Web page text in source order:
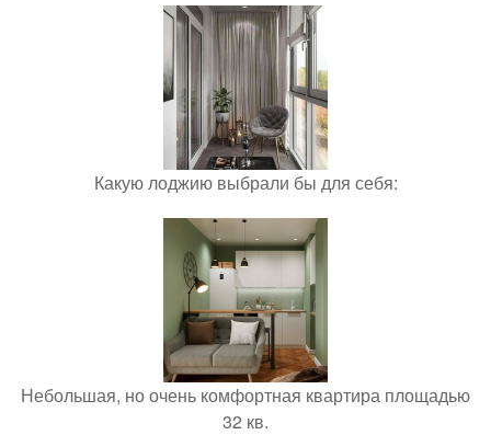
Какую лоджию выбрали бы для себя:
Небольшая, но очень комфортная квартира площадью
32 кв.